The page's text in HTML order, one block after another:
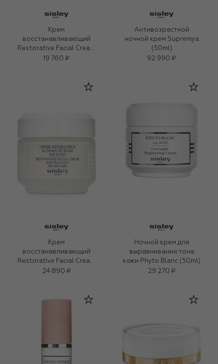
Крем
восстанавливающий
Restorative Facial Cream
(40ml)
19 760 ₽
Антивозрастной
ночной крем Supremya
(50ml)
92 990 ₽
Крем
восстанавливающий
Restorative Facial Cream
(50ml)
24 890 ₽
Ночной крем для
выравнивания тона
кожи Phyto Blanc (50ml)
29 270 ₽